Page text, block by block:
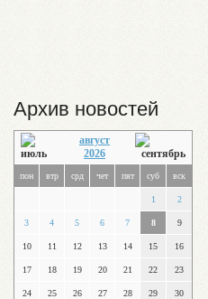
Архив новостей
август
2026
пон втр срд чет пят суб вск
1 2
3 4 5 6 7 8 9
10 11 12 13 14 15 16
17 18 19 20 21 22 23
24 25 26 27 28 29 30